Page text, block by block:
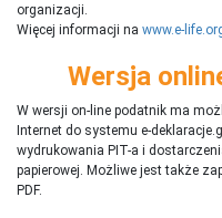
organizacji.
Więcej informacji na www.e-
Wersja
W wersji on-line podatnik ma
Internet do systemu e-
wydrukowania PIT-a i
papierowej. Możliwe jest także
PDF.